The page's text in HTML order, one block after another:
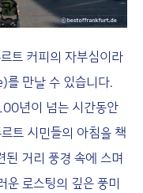
트 커피의 자부심이라
만날 수 있습니다.
년이 넘는 시간동안
트 시민들의 아침을 책
된 거리 풍경 속에 스며
로스팅의 깊은 풍미